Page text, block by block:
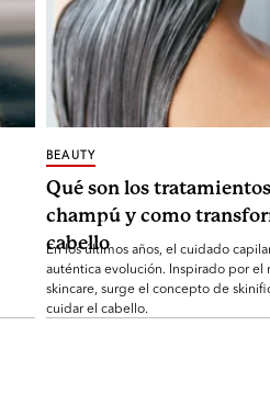
Qué son los
champú y como
cabello
BEAUTY
En los últimos años, el cuidado
auténtica evolución. Inspirado por el
skincare, surge el concepto de
cuidar el cabello.